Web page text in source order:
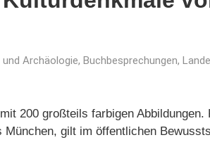
Archäologie, Buchbesprechungen,
200 großteils farbigen
gilt im öffentlichen